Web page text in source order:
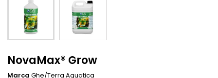
NovaMax® Grow
Marca Ghe/Terra Aquatica